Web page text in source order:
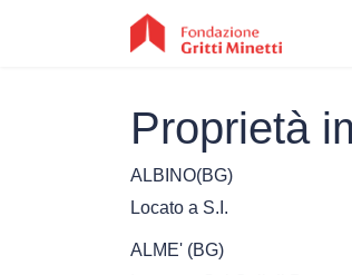
Proprietà
ALBINO(BG)
Locato a S.I.
ALME' (BG)